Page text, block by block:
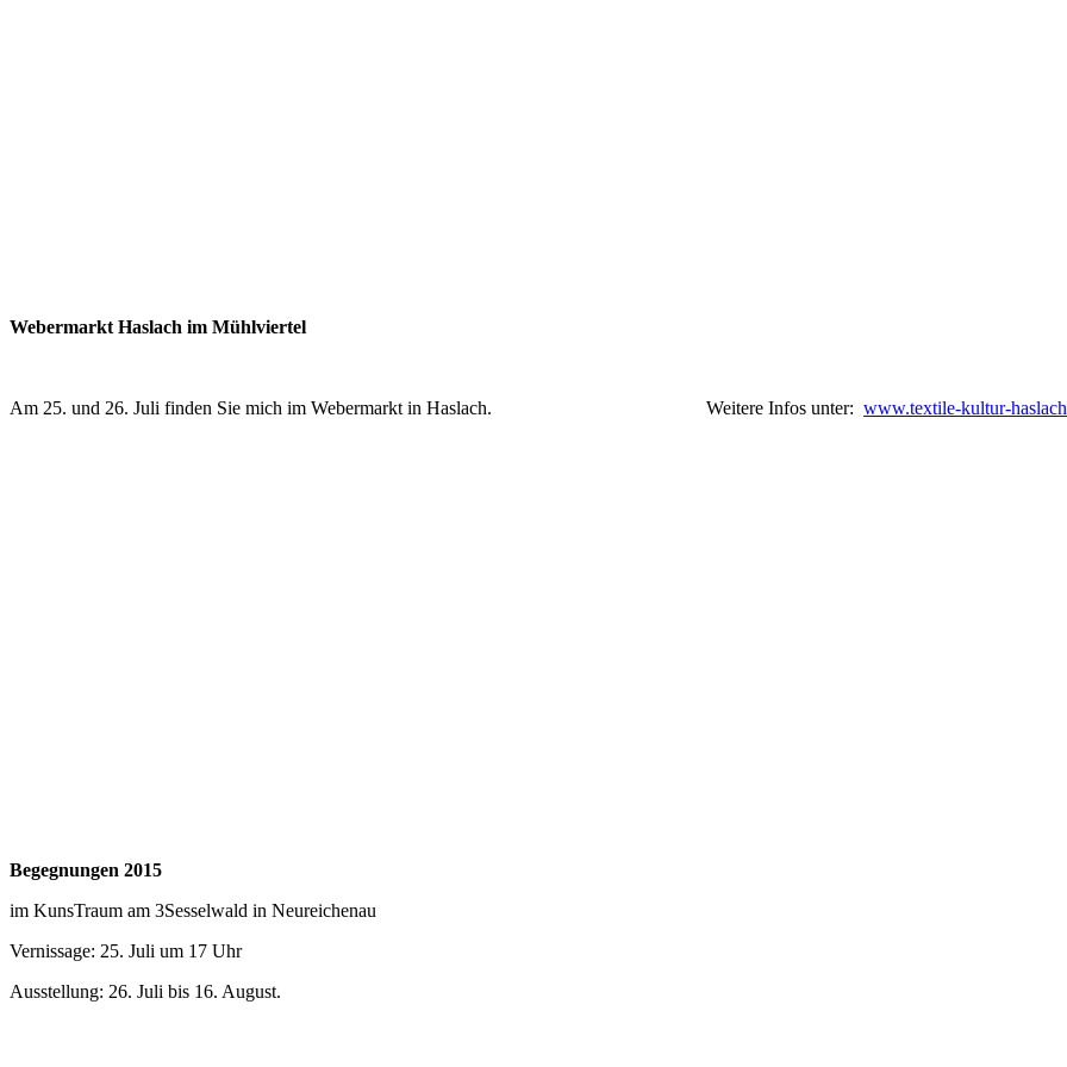
Webermarkt Haslach im Mühlviertel
Am 25. und 26. Juli finden Sie mich im Webermarkt in Haslach. Weitere Infos unter: www.textile-kultur-
Begegnungen 2015
im KunsTraum am 3Sesselwald in Neureichenau
Vernissage: 25. Juli um 17 Uhr
Ausstellung: 26. Juli bis 16. August.